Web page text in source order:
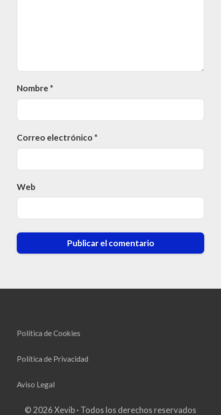
Nombre *
Correo electrónico *
Web
Política de Cookies
Política de Privacidad
Aviso Legal
© 2026 Xevib · Todos los derechos reservados